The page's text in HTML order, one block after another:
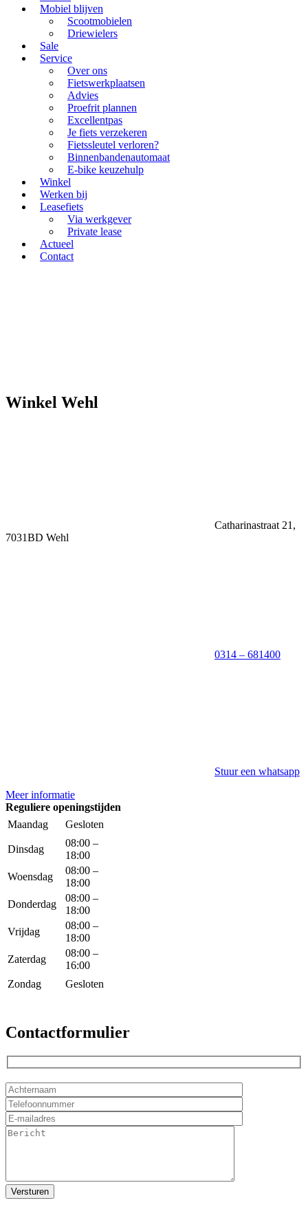
Mobiel blijven
Scootmobielen
Driewielers
Sale
Service
Over ons
Fietswerkplaatsen
Advies
Proefrit plannen
Excellentpas
Je fiets verzekeren
Fietssleutel verloren?
Binnenbandenautomaat
E-bike keuzehulp
Winkel
Werken bij
Leasefiets
Via werkgever
Private lease
Actueel
Contact
Winkel Wehl
Catharinastraat 21,
7031BD Wehl
0314 – 681400
Stuur een whatsapp
Meer informatie
Reguliere openingstijden
Maandag
Gesloten
Dinsdag
08:00 –
18:00
Woensdag
08:00 –
18:00
Donderdag
08:00 –
18:00
Vrijdag
08:00 –
18:00
Zaterdag
08:00 –
16:00
Zondag
Gesloten
Contactformulier